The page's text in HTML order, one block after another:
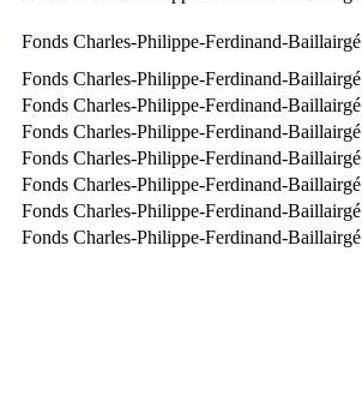
Fonds Charles-Philippe-Ferdinand-Baillairgé
Fonds Charles-Philippe-Ferdinand-Baillairgé
Fonds Charles-Philippe-Ferdinand-Baillairgé
Fonds Charles-Philippe-Ferdinand-Baillairgé
Fonds Charles-Philippe-Ferdinand-Baillairgé
Fonds Charles-Philippe-Ferdinand-Baillairgé
Fonds Charles-Philippe-Ferdinand-Baillairgé
Fonds Charles-Philippe-Ferdinand-Baillairgé